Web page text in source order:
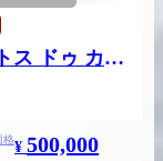
ス ドゥ カル
ネックレス
格¥ 500,000